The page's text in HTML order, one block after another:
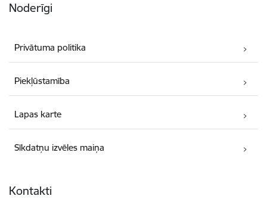
Noderīgi
Privātuma politika
Piekļūstamība
Lapas karte
Sīkdatņu izvēles maiņa
Kontakti